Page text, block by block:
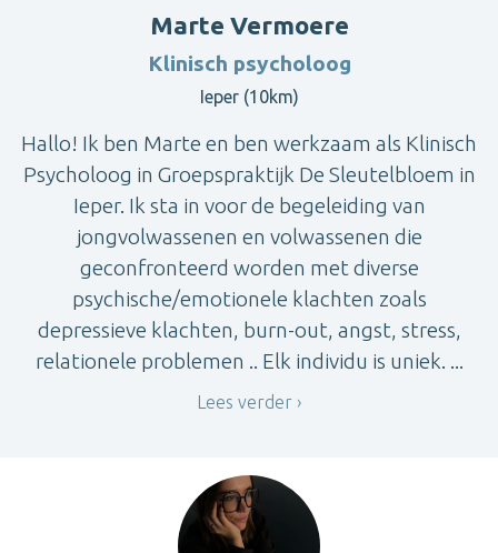
Marte Vermoere
Klinisch psycholoog
Ieper (10km)
Hallo! Ik ben Marte en ben werkzaam als Klinisch
Psycholoog in Groepspraktijk De Sleutelbloem in
Ieper. Ik sta in voor de begeleiding van
jongvolwassenen en volwassenen die
geconfronteerd worden met diverse
psychische/emotionele klachten zoals
depressieve klachten, burn-out, angst, stress,
relationele problemen .. Elk individu is uniek. ...
Lees verder